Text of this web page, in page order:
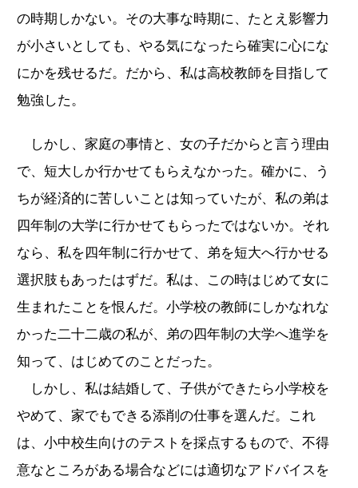
の時期しかない。その大事な時期に、たとえ影響力
が小さいとしても、やる気になったら確実に心にな
にかを残せるだ。だから、私は高校教師を目指して
勉強した。
しかし、家庭の事情と、女の子だからと言う理由
で、短大しか行かせてもらえなかった。確かに、う
ちが経済的に苦しいことは知っていたが、私の弟は
四年制の大学に行かせてもらったではないか。それ
なら、私を四年制に行かせて、弟を短大へ行かせる
選択肢もあったはずだ。私は、この時はじめて女に
生まれたことを恨んだ。小学校の教師にしかなれな
かった二十二歳の私が、弟の四年制の大学へ進学を
知って、はじめてのことだった。
しかし、私は結婚して、子供ができたら小学校を
やめて、家でもできる添削の仕事を選んだ。これ
は、小中校生向けのテストを採点するもので、不得
意なところがある場合などには適切なアドバイスを